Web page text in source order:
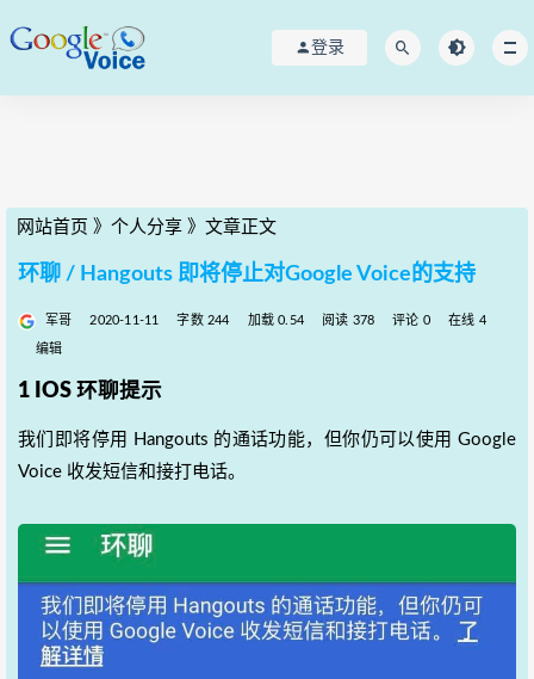
登录
网站首页 》 个人分享 》 文章正文
环聊 / Hangouts 即将停止对Google Voice的支持
军哥 2020-11-11 字数 244 加载 0.54 阅读 378 评论 0 在线 4
编辑
1 IOS 环聊提示
我们即将停用 Hangouts 的通话功能，但你仍可以使用 Google
Voice 收发短信和接打电话。